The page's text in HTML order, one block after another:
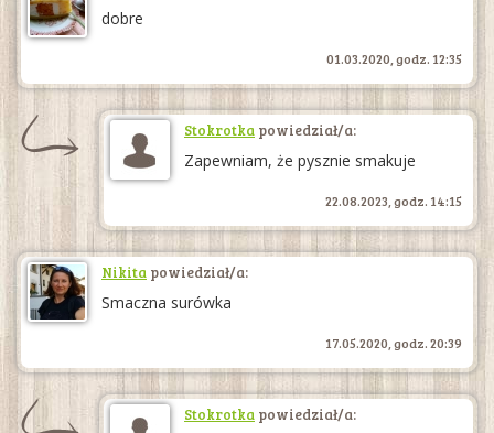
dobre
01.03.2020, godz. 12:35
Stokrotka powiedział/a:
Zapewniam, że pysznie smakuje
22.08.2023, godz. 14:15
Nikita powiedział/a:
Smaczna surówka
17.05.2020, godz. 20:39
Stokrotka powiedział/a: